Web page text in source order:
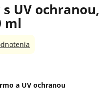
UV ochranou,
ml
a UV ochranou